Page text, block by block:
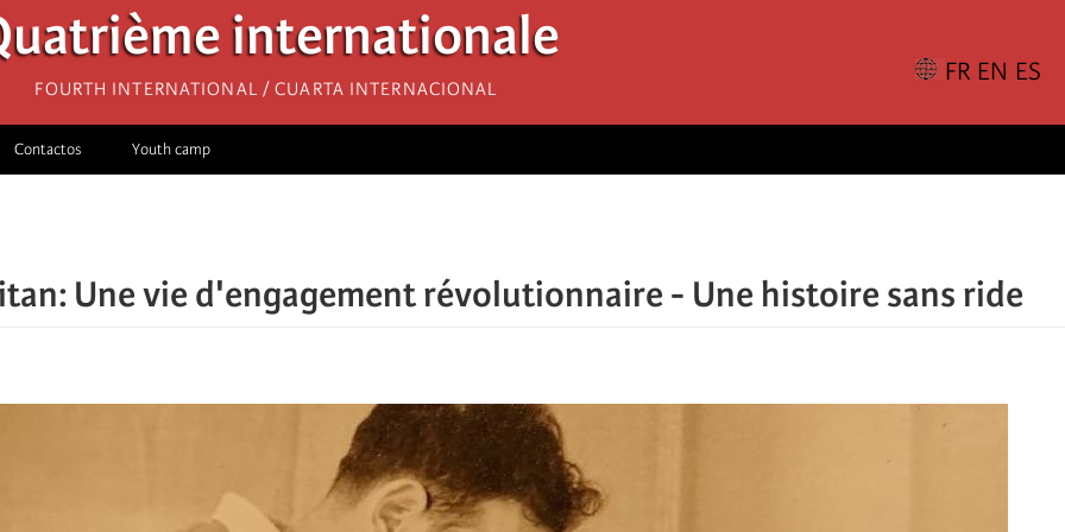
internationale
Fourth International / Cuarta Internacional
Contactos Youth camp
Une vie d'engagement révolutionnaire - Une histoire sans ride